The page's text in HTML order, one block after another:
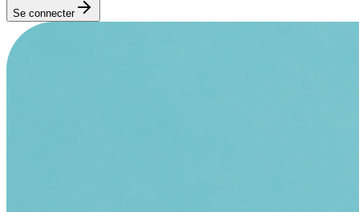
Se connecter